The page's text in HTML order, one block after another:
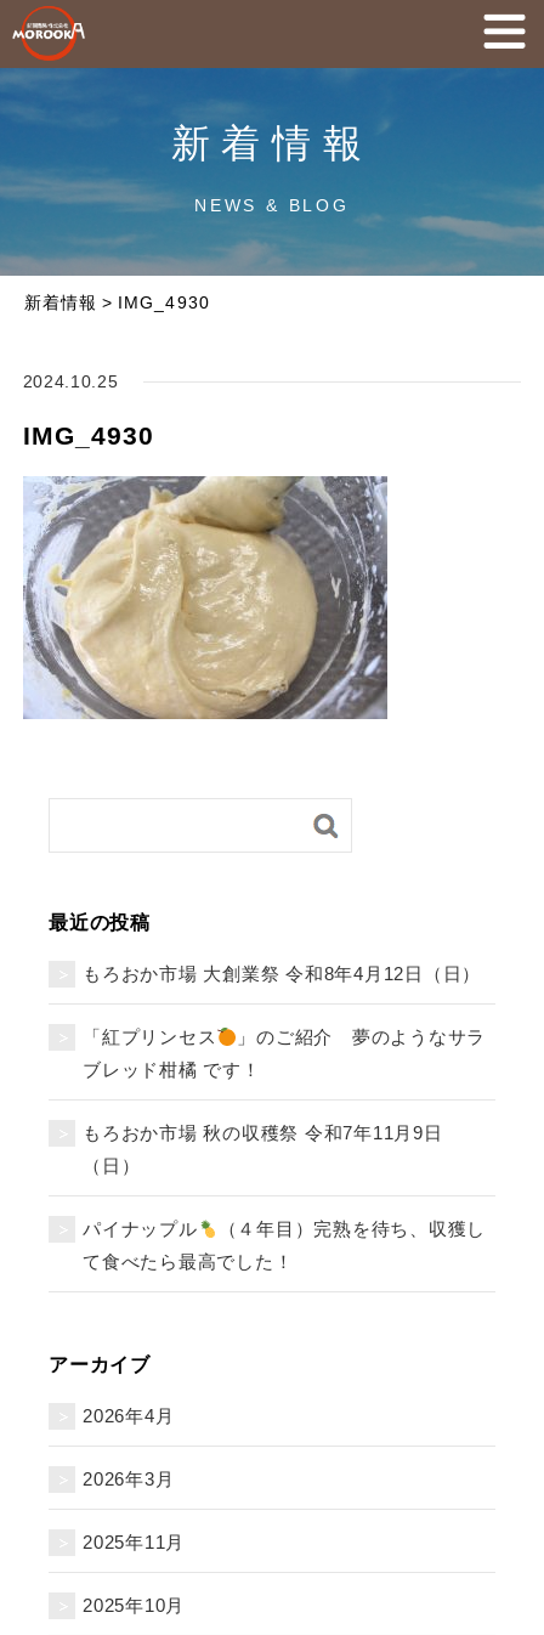
新着情報
NEWS & BLOG
新着情報 > IMG_4930
2024.10.25
IMG_4930
最近の投稿
もろおか市場 大創業祭 令和8年4月12日（日）
「紅プリンセス
」のご紹介 夢のようなサラ
ブレッド柑橘 です！
もろおか市場 秋の収穫祭 令和7年11月9日
（日）
パイナップル
（４年目）完熟を待ち、収獲し
て食べたら最高でした！
アーカイブ
2026年4月
2026年3月
2025年11月
2025年10月